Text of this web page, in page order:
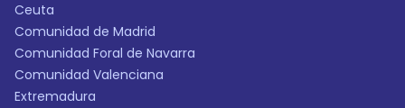
Ceuta
Comunidad de Madrid
Comunidad Foral de Navarra
Comunidad Valenciana
Extremadura